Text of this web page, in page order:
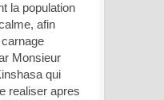
la population
afin
carnage
Monsieur
qui
realiser apres